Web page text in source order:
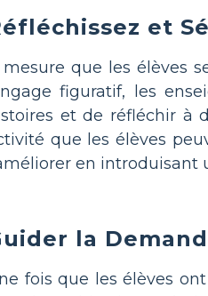
et
mesure que les élèves
figuratif, les
et de réfléchir à
que les élèves
en introduisant
la
fois que les élèves